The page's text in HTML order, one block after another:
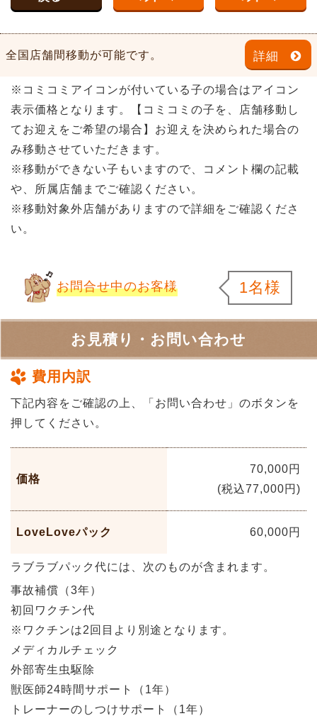
全国店舗間移動が可能です。 詳細
※コミコミアイコンが付いている子の場合はアイコン
表示価格となります。【コミコミの子を、店舗移動し
てお迎えをご希望の場合】お迎えを決められた場合の
み移動させていただきます。
※移動ができない子もいますので、コメント欄の記載
や、所属店舗までご確認ください。
※移動対象外店舗がありますので詳細をご確認くださ
い。
お問合せ中のお客様 1名様
お見積り・お問い合わせ
費用内訳
下記内容をご確認の上、「お問い合わせ」のボタンを
押してください。
価格
70,000円
(税込77,000円)
LoveLoveパック 60,000円
ラブラブパック代には、次のものが含まれます。
事故補償（3年）
初回ワクチン代
※ワクチンは2回目より別途となります。
メディカルチェック
外部寄生虫駆除
獣医師24時間サポート（1年）
トレーナーのしつけサポート（1年）